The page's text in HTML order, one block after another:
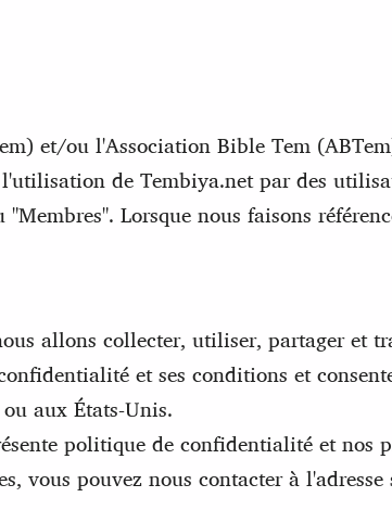
et/ou l'Association Bible Tem
de Tembiya.net par des
Lorsque nous faisons
allons collecter, utiliser, partager et
et ses conditions et
aux États-Unis.
politique de confidentialité et nos
vous pouvez nous contacter à